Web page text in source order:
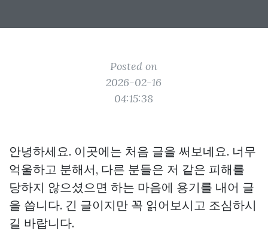
Posted on
2026-02-16
04:15:38
안녕하세요. 이곳에는 처음 글을 써보네요. 너무
억울하고 분해서, 다른 분들은 저 같은 피해를
당하지 않으셨으면 하는 마음에 용기를 내어 글
을 씁니다. 긴 글이지만 꼭 읽어보시고 조심하시
길 바랍니다.